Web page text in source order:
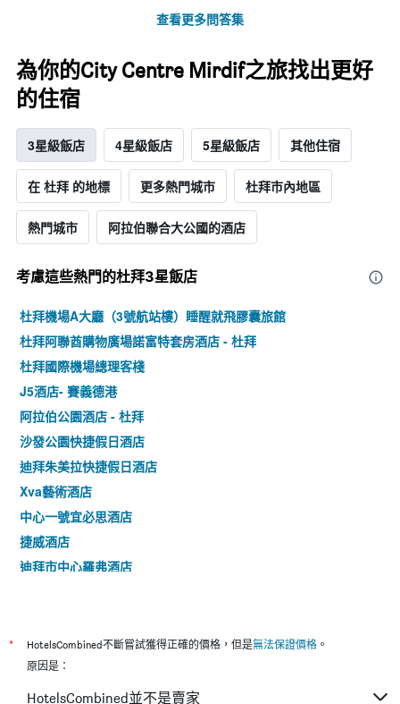
查看更多問答集
為你的City Centre Mirdif之旅找出更好
的住宿
3星級飯店 4星級飯店 5星級飯店 其他住宿
在 杜拜 的地標 更多熱門城市 杜拜市內地區
熱門城市 阿拉伯聯合大公國的酒店
考慮這些熱門的杜拜3星​飯店
杜拜機場A大廳（3號航站樓）睡醒就飛膠囊旅館
杜拜阿聯酋購物廣場諾富特套房酒店 - 杜拜
杜拜國際機場總理客棧
J5酒店- 賽義德港
阿拉伯公園酒店 - 杜拜
沙發公園快捷假日酒店
迪拜朱美拉快捷假日酒店
Xva藝術酒店
中心一號宜必思酒店
捷威酒店
迪拜市中心羅弗酒店
迪拜濱海灣羅弗酒店
* HotelsCombined不斷嘗試獲得正確的價格，但是無法保證價格 。
原因是：
HotelsCombined並不是賣家